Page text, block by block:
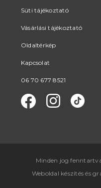
Süti tájékoztató
Vásárlási tájékoztató
Oldaltérkép
Kapcsolat
06 70 677 8521
Minden jog
Weboldal készítés és